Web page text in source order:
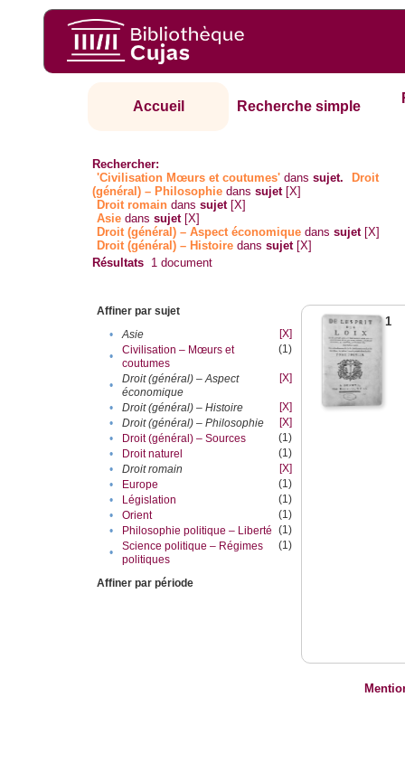
Accueil Recherche simple
Rechercher:
'Civilisation Mœurs et coutumes' danssujet.
Droit
(général) – Philosophie danssujet [X]
Droit romain danssujet [X]
Asie danssujet [X]
Droit (général) – Aspect économique danssujet [X]
Droit (général) – Histoire danssujet [X]
Résultats 1 document
Affiner par sujet
•
Asie
[X]
•
Civilisation – Mœurs et
coutumes
(1)
•
Droit (général) – Aspect
économique
[X]
• Droit (général) – Histoire
[X]
•
Droit (général) – Philosophie
[X]
•
Droit (général) – Sources
(1)
•
Droit naturel
(1)
•
Droit romain
[X]
•
Europe
(1)
•
Législation
(1)
•
Orient
(1)
•
Philosophie politique – Liberté (1)
•
Science politique – Régimes
politiques
(1)
Affiner par période
1